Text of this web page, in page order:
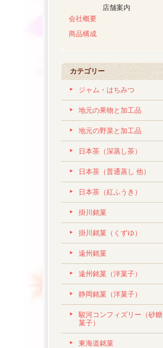
店舗案内
会社概要
商品構成
カテゴリー
ジャム・はちみつ
地元の果物と加工品
地元の野菜と加工品
日本茶（深蒸し茶）
日本茶（普通蒸し 他）
日本茶（紅ふうき）
掛川銘菓
掛川銘菓（くずゆ）
遠州銘菓
遠州銘菓（洋菓子）
静岡銘菓（洋菓子）
駿河コンフィズリー（砂糖
菓子）
東海道銘菓